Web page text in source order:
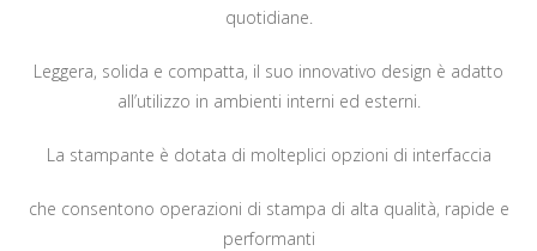
quotidiane.
Leggera, solida e compatta, il suo innovativo design è adatto
all’utilizzo in ambienti interni ed esterni.
La stampante è dotata di molteplici opzioni di interfaccia
che consentono operazioni di stampa di alta qualità, rapide e
performanti